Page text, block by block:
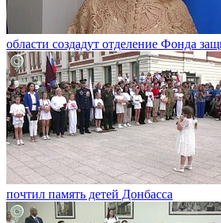
области создадут отделение Фонда
почтил память детей Донбасса